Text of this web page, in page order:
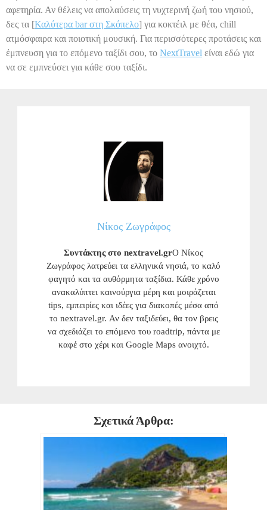
αφετηρία. Αν θέλεις να απολαύσεις τη νυχτερινή ζωή του νησιού,
δες τα [Καλύτερα bar στη Σκόπελο] για κοκτέιλ με θέα, chill
ατμόσφαιρα και ποιοτική μουσική. Για περισσότερες προτάσεις και
έμπνευση για το επόμενο ταξίδι σου, το NextTravel είναι εδώ για
να σε εμπνεύσει για κάθε σου ταξίδι.
Νίκος Ζωγράφος
Συντάκτης στο nextravel.grΟ Νίκος
Ζωγράφος λατρεύει τα ελληνικά νησιά, το καλό
φαγητό και τα αυθόρμητα ταξίδια. Κάθε χρόνο
ανακαλύπτει καινούργια μέρη και μοιράζεται
tips, εμπειρίες και ιδέες για διακοπές μέσα από
το nextravel.gr. Αν δεν ταξιδεύει, θα τον βρεις
να σχεδιάζει το επόμενο του roadtrip, πάντα με
καφέ στο χέρι και Google Maps ανοιχτό.
Σχετικά Άρθρα: